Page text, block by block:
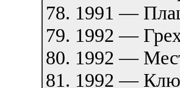
1991 —
1992 —
1992 —
1992 —